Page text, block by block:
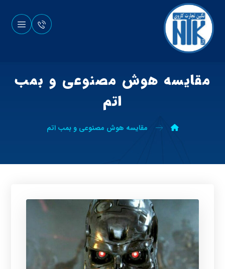
مقایسه هوش مصنوعی و بمب
اتم
مقایسه هوش مصنوعی و بمب اتم